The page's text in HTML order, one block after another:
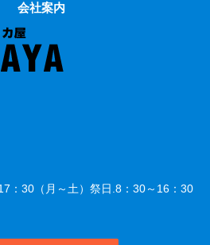
会社案内
：30（月～土）祭日.8：30～16：30